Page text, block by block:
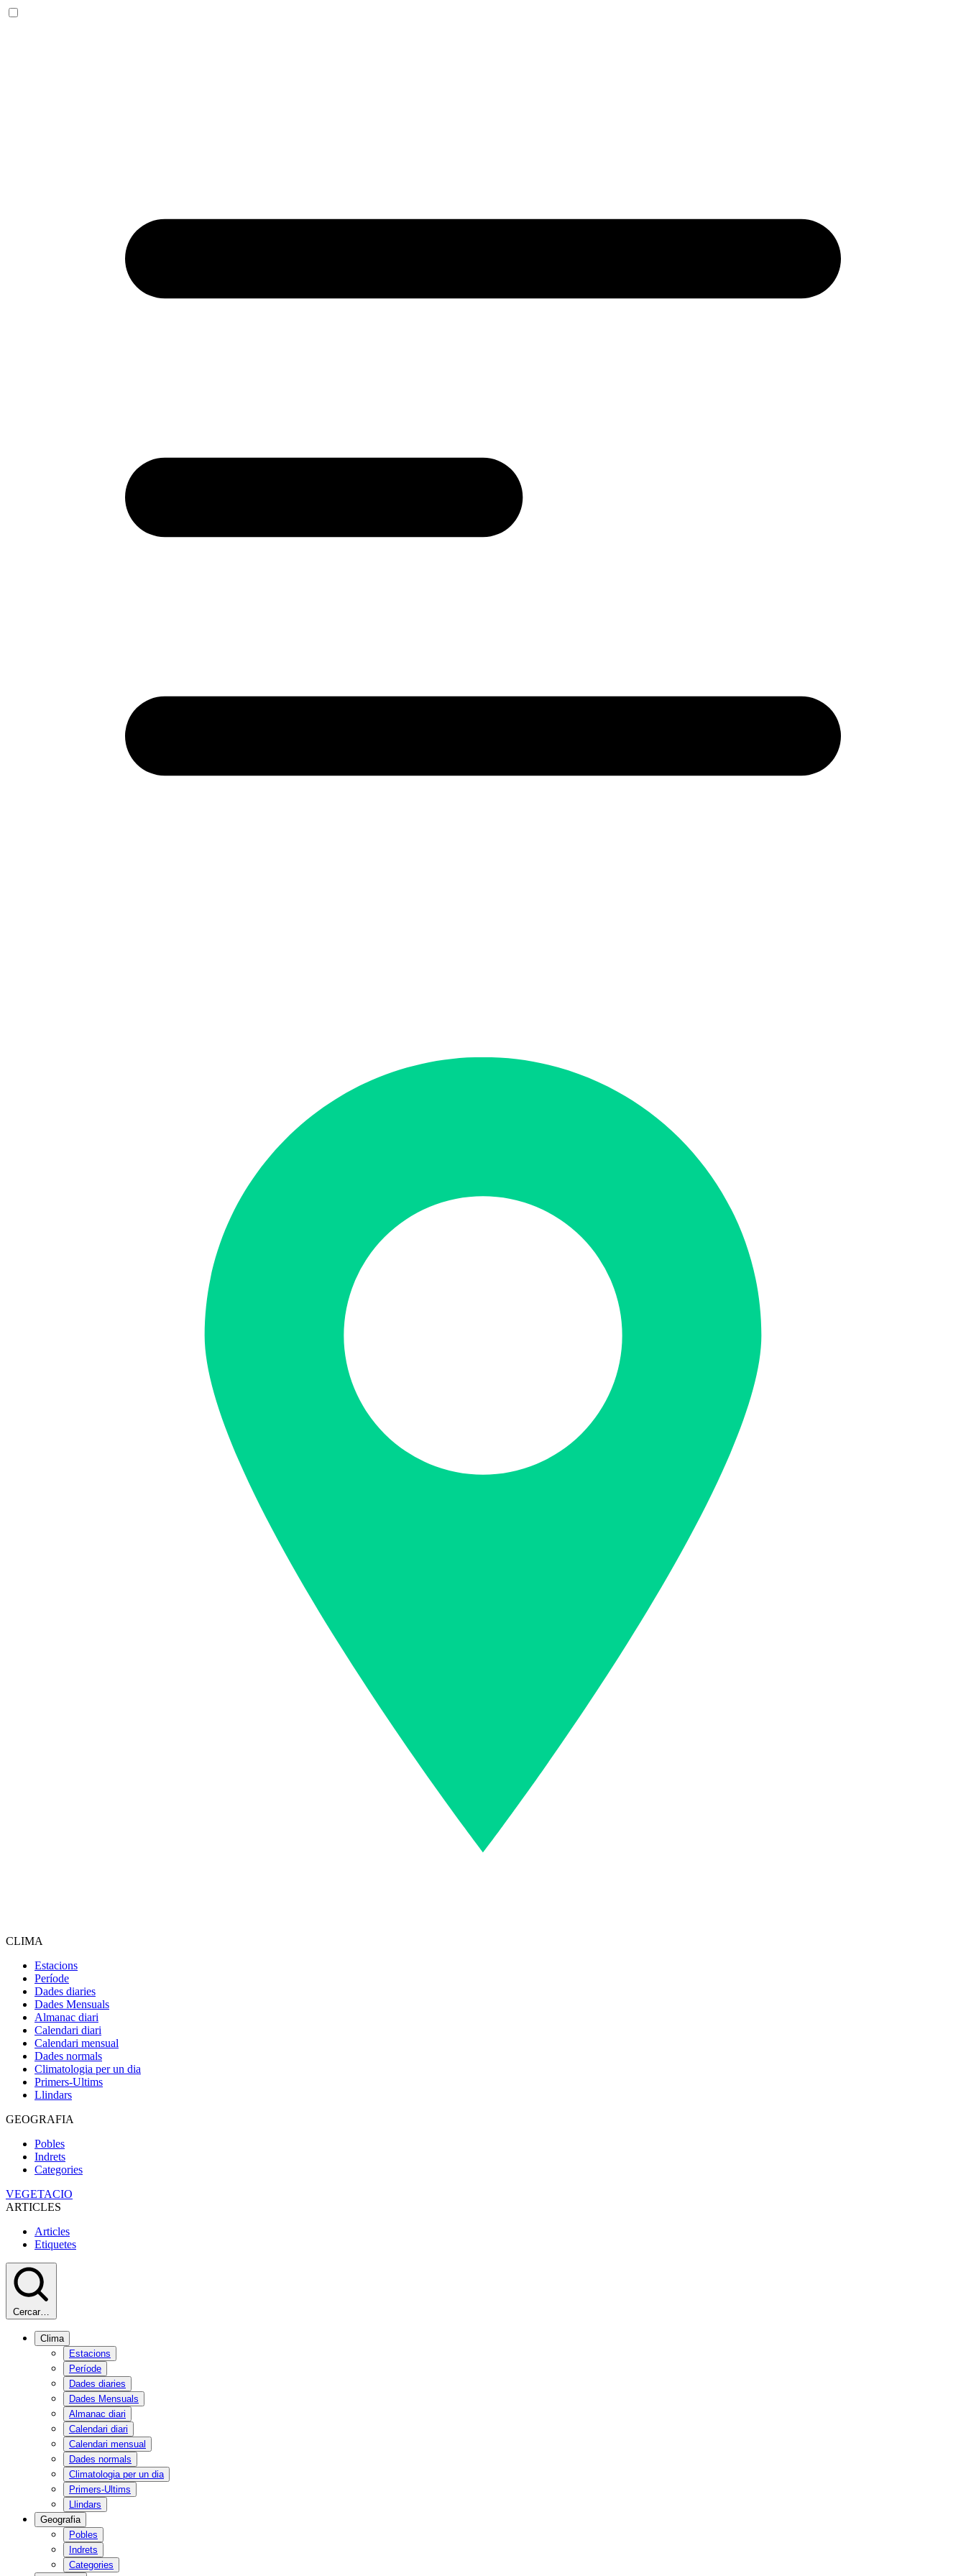
CLIMA
Estacions
Període
Dades diaries
Dades Mensuals
Almanac diari
Calendari diari
Calendari mensual
Dades normals
Climatologia per un dia
Primers-Ultims
Llindars
GEOGRAFIA
Pobles
Indrets
Categories
VEGETACIO
ARTICLES
Articles
Etiquetes
Cercar…
Clima
Estacions
Període
Dades diaries
Dades Mensuals
Almanac diari
Calendari diari
Calendari mensual
Dades normals
Climatologia per un dia
Primers-Ultims
Llindars
Geografia
Pobles
Indrets
Categories